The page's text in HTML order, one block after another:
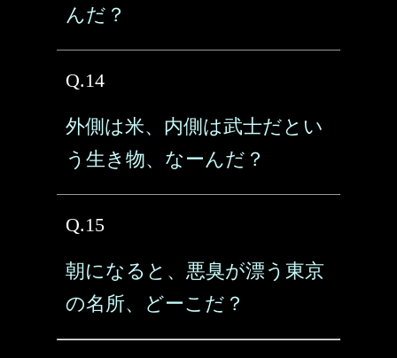
んだ？
Q.14
外側は米、内側は武士だとい
う生き物、なーんだ？
Q.15
朝になると、悪臭が漂う東京
の名所、どーこだ？